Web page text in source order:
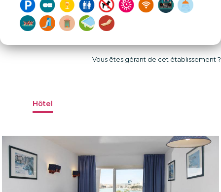
Vous êtes gérant de cet établissement ?
Hôtel